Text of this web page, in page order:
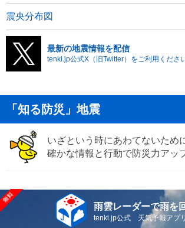
震央分布図
最新の地震情報を配信
tenki.jp公式X（旧Twitter）をご利用ください
「知る防災」地震
いざという時にあわてないため
確かな情報と行動で防災力アッ
雨雲レーダーで雨を
tenki.jp公式 天気予報アプリ